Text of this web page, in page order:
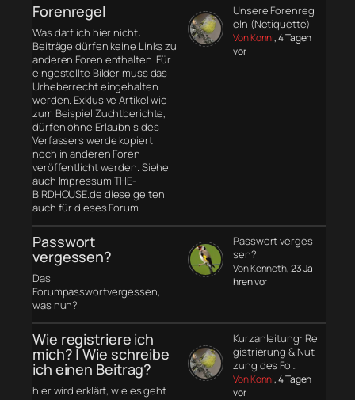
Forenregel
Was darf ich hier nicht:
Beiträge dürfen keine Links zu
anderen Foren enthalten. Für
eingestellte Bilder muss das
Urheberrecht eingehalten
werden. Exklusive Artikel wie
zum Beispiel Zuchtberichte,
dürfen ohne Erlaubnis des
Verfassers werde kopiert
noch in anderen Foren
veröffentlicht werden. Siehe
auch Impressum THE-
BIRDHOUSE.de diese gelten
auch für dieses Forum.
Unsere Forenreg
eln (Netiquette)
Von Konni, 4 Tagen
vor
Passwort
vergessen?
Das
Forumpasswortvergessen,
was nun?
Passwort verges
sen?
Von Kenneth, 23 Ja
hren vor
Wie registriere ich
mich? | Wie schreibe
ich einen Beitrag?
hier wird erklärt, wie es geht.
Kurzanleitung: Re
gistrierung & Nut
zung des Fo…
Von Konni, 4 Tagen
vor